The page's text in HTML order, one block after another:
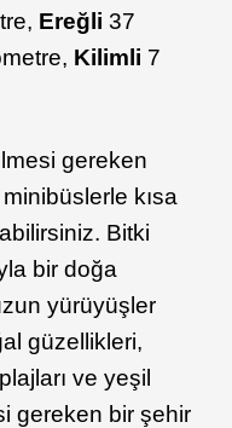
Ereğli 37
Kilimli 7
gereken
kısa
Bitki
bir doğa
yürüyüşler
güzellikleri,
ve yeşil
gereken bir şehir